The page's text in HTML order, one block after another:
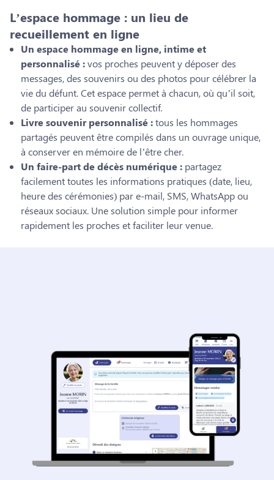
L’espace hommage : un lieu de
recueillement en ligne
Un espace hommage en ligne, intime et
personnalisé :vos proches peuvent y déposer des
messages, des souvenirs ou des photos pour célébrer la
vie du défunt. Cet espace permet à chacun, où qu’il soit,
de participer au souvenir collectif.
Livre souvenir personnalisé :tous les hommages
partagés peuvent être compilés dans un ouvrage unique,
à conserver en mémoire de l’être cher.
Un faire-part de décès numérique : partagez
facilement toutes les informations pratiques (date, lieu,
heure des cérémonies) par e-mail, SMS, WhatsApp ou
réseaux sociaux. Une solution simple pour informer
rapidement les proches et faciliter leur venue.